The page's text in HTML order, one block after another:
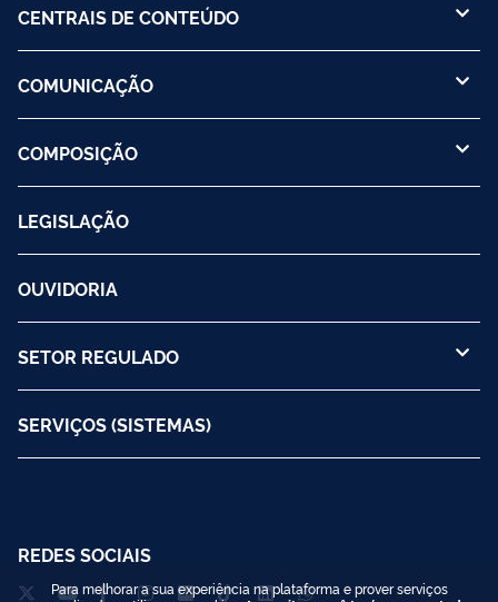
CENTRAIS DE CONTEÚDO
COMUNICAÇÃO
COMPOSIÇÃO
LEGISLAÇÃO
OUVIDORIA
SETOR REGULADO
SERVIÇOS (SISTEMAS)
REDES SOCIAIS
Para melhorar a sua experiência na plataforma e prover serviços